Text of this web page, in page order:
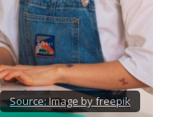
Source:Image by freepik